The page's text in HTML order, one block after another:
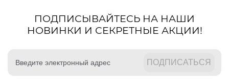
ПОДПИСЫВАЙТЕСЬ НА НАШИ
НОВИНКИ И СЕКРЕТНЫЕ АКЦИИ!